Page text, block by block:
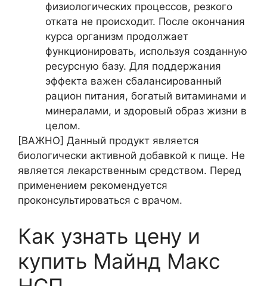
физиологических процессов, резкого
отката не происходит. После окончания
курса организм продолжает
функционировать, используя созданную
ресурсную базу. Для поддержания
эффекта важен сбалансированный
рацион питания, богатый витаминами и
минералами, и здоровый образ жизни в
целом.
[ВАЖНО] Данный продукт является
биологически активной добавкой к пище. Не
является лекарственным средством. Перед
применением рекомендуется
проконсультироваться с врачом.
Как узнать цену и
купить Майнд Макc